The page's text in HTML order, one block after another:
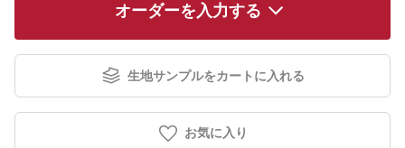
オーダーを入力する
生地サンプルをカートに入れる
お気に入り